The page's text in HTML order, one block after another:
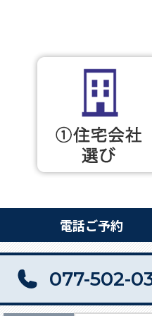
電話ご予約
077-502-